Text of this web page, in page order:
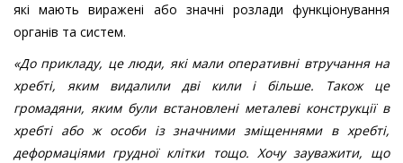
які мають виражені або значні розлади функціонування
органів та систем.
«До прикладу, це люди, які мали оперативні втручання на
хребті, яким видалили дві кили і більше. Також це
громадяни, яким були встановлені металеві конструкції в
хребті або ж особи із значними зміщеннями в хребті,
деформаціями грудної клітки тощо. Хочу зауважити, що